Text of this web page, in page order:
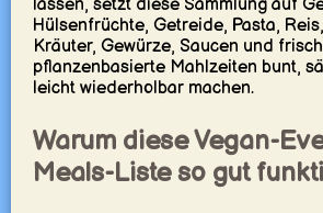
lassen, setzt diese Sammlung auf
Hülsenfrüchte, Getreide, Pasta,
Kräuter, Gewürze, Saucen und
pflanzenbasierte Mahlzeiten bunt,
leicht wiederholbar machen.
Warum diese Vegan-
Meals-Liste so gut